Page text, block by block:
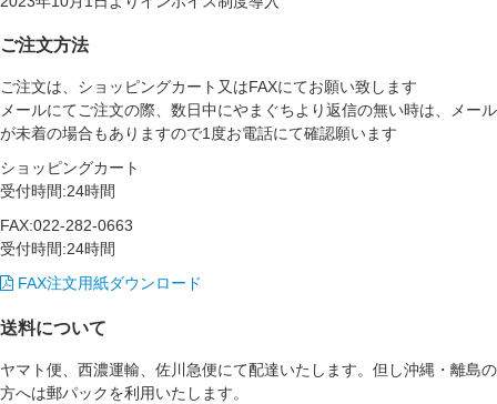
ご注文方法
ご注文は、ショッピングカート又はFAXにてお願い致します
メールにてご注文の際、数日中にやまぐちより返信の無い時は、メール
が未着の場合もありますので1度お電話にて確認願います
ショッピングカート
受付時間:24時間
FAX:022-282-0663
受付時間:24時間
FAX注文用紙ダウンロード
送料について
ヤマト便、西濃運輸、佐川急便にて配達いたします。但し沖縄・離島の
方へは郵パックを利用いたします。